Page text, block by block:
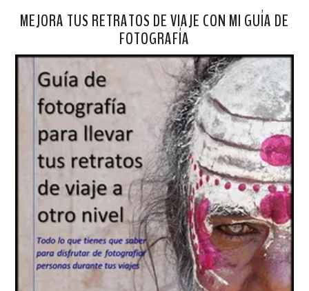
MEJORA TUS RETRATOS DE VIAJE CON MI GUÍA DE
FOTOGRAFÍA